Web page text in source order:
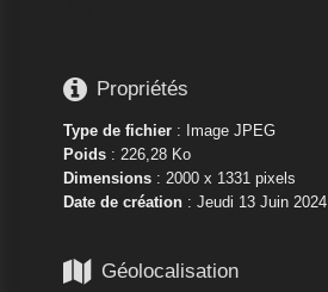
 Propriétés
Type de fichier: Image JPEG
Poids: 226,28 Ko
Dimensions: 2000 x 1331 pixels
Date de création: Jeudi 13 Juin 2024
 Géolocalisation